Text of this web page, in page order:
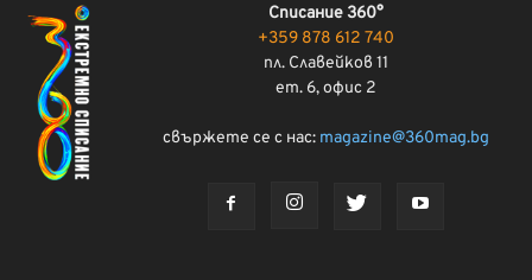
Списание 360°
+359 878 612 740
пл. Славейков 11
ет. 6, офис 2
свържете се с нас: magazine@360mag.bg